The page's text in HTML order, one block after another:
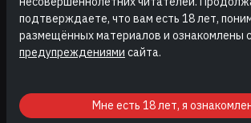
оставлять
Откройте
подтверждаете, что вам есть 18 лет,
размещённых материалов и ознакомлены с
предупреждениями сайта.
Мне есть 18 лет, я